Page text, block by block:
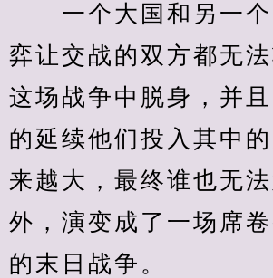
一个大国和另一个
弈让交战的双方都无
这场战争中脱身，并
的延续他们投入其中
来越大，最终谁也无
外，演变成了一场席
的末日战争。